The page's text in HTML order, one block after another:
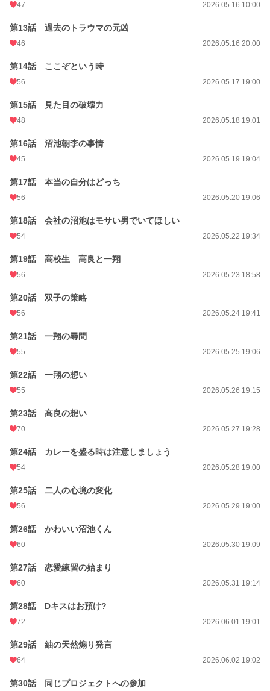
47 2026.05.16 10:00
第13話 過去のトラウマの元凶
46 2026.05.16 20:00
第14話 ここぞという時
56 2026.05.17 19:00
第15話 見た目の破壊力
48 2026.05.18 19:01
第16話 沼池朝李の事情
45 2026.05.19 19:04
第17話 本当の自分はどっち
56 2026.05.20 19:06
第18話 会社の沼池はモサい男でいてほしい
54 2026.05.22 19:34
第19話 高校生 高良と一翔
56 2026.05.23 18:58
第20話 双子の策略
56 2026.05.24 19:41
第21話 一翔の尋問
55 2026.05.25 19:06
第22話 一翔の想い
55 2026.05.26 19:15
第23話 高良の想い
70 2026.05.27 19:28
第24話 カレーを盛る時は注意しましょう
54 2026.05.28 19:00
第25話 二人の心境の変化
56 2026.05.29 19:00
第26話 かわいい沼池くん
60 2026.05.30 19:09
第27話 恋愛練習の始まり
60 2026.05.31 19:14
第28話 Dキスはお預け?
72 2026.06.01 19:01
第29話 紬の天然煽り発言
64 2026.06.02 19:02
第30話 同じプロジェクトへの参加